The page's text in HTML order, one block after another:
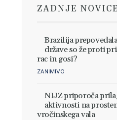
ZADNJE NOVICE
Brazilija
države so že proti
rac in gosi?
ZANIMIVO
NIJZ priporoča
aktivnosti na
vročinskega vala